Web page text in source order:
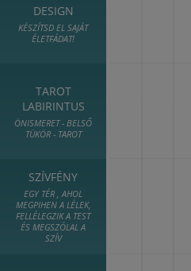
DESIGN
KÉSZÍTSD EL SAJÁT
ÉLETFÁDAT!
TAROT
LABIRINTUS
ÖNISMERET - BELSŐ
TÜKÖR - TAROT
SZÍVFÉNY
EGY TÉR , AHOL
MEGPIHEN A LÉLEK,
FELLÉLEGZIK A TEST
ÉS MEGSZÓLAL A
SZÍV